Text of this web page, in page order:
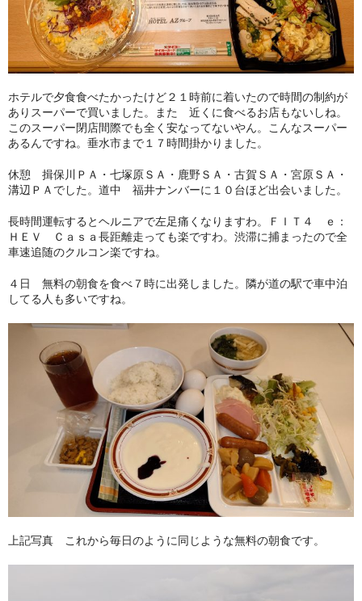
ホテルで夕食食べたかったけど２１時前に着いたので時間の制約が
ありスーパーで買いました。また 近くに食べるお店もないしね。
このスーパー閉店間際でも全く安なってないやん。こんなスーパー
あるんですね。垂水市まで１７時間掛かりました。
休憩 揖保川ＰＡ・七塚原ＳＡ・鹿野ＳＡ・古賀ＳＡ・宮原ＳＡ・
溝辺ＰＡでした。道中 福井ナンバーに１０台ほど出会いました。
長時間運転するとヘルニアで左足痛くなりますわ。ＦＩＴ４ ｅ：
ＨＥＶ Ｃａｓａ長距離走っても楽ですわ。渋滞に捕まったので全
車速追随のクルコン楽ですね。
４日 無料の朝食を食べ７時に出発しました。隣が道の駅で車中泊
してる人も多いですね。
上記写真 これから毎日のように同じような無料の朝食です。